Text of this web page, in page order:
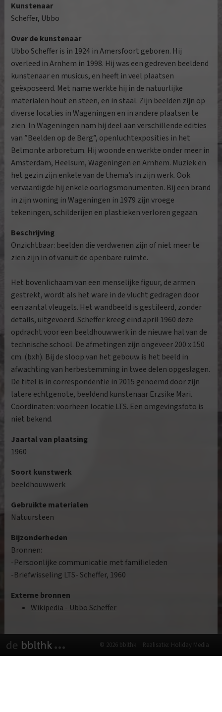
Kunstenaar
Scheffer, Ubbo
Over de kunstenaar
Ubbo Scheffer is in 1924 in Amersfoort geboren. Hij
overleed in Arnhem in 1998. Hij was een gedreven beeldend
kunstenaar en musicus, en heeft in veel plaatsen
geëxposeerd. Met name werkte hij in de natuurlijke
materialen hout en steen, en in staal. Zijn beelden zijn op
diverse locaties in Wageningen en in andere plaatsen te
zien. In Wageningen nam hij deel aan verschillende edities
van ”Beelden op de Berg”, openluchtexposities in het
Belmonte arboretum. Hij woonde en werkte onder meer in
Amsterdam, Heelsum, Wageningen en Arnhem. Muziek en
het gezin zijn enkele van de thema’s in zijn werk. Ook
vervaardigde hij enkele oorlogsmonumenten. Bij een brand
in zijn woning in Wageningen in 1979 zijn vroege
tekeningen, schilderijen en plastieken verloren gegaan.
Beschrijving
Onzichtbaar: beelden die verdwenen zijn of niet meer te
zien zijn in of vanuit de openbare ruimte.
Het bovenlichaam van een menselijke figuur, de armen
gestrekt, wordt als het ware in de vlucht gedragen door
een aantal vleugels. Het wandbeeld is gestileerd, zonder
details, uitgevoerd. Scheffer kreeg eind april 1960 deze
opdracht voor een beeldhouwwerk in de nieuwe hal van de
technische school. De afmetingen zijn ongeveer 200 x 150
cm. (bxh). Bij de sloop van het gebouw is het beeld in
afwachting van herbestemming in twee delen opgeslagen.
De titel is in correspondentie in 2015 genoemd door zijn
latere echtgenote, beeldend kunstenaar Erzsike Mari.
Coördinaten: voorheen locatie LTS. Een omgevingsfoto is
niet bekend.
Jaartal van plaatsing
1960
Soort kunstwerk
beeldhouwwerk
Gebruikte materialen
Natuursteen
Bijzonderheden
Bronnen:
-Persoonlijke communicatie met familieleden
-Briefwisseling LTS- Scheffer, 1960
Externe bronnen
Wikipedia - Ubbo Scheffer
© 2026 bblthk Realisatie: Holiday Media